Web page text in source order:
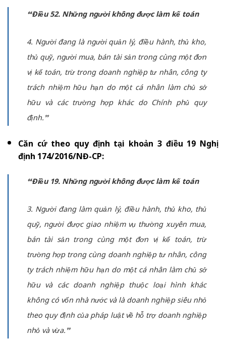
“Điều 52. Những người không được làm kế toán
4. Người đang là người quản lý, điều hành, thủ kho,
thủ quỹ, người mua, bán tài sản trong cùng một đơn
vị kế toán, trừ trong doanh nghiệp tư nhân, công ty
trách nhiệm hữu hạn do một cá nhân làm chủ sở
hữu và các trường hợp khác do Chính phủ quy
định.”
Căn cứ theo quy định tại khoản 3 điều 19 Nghị
định 174/2016/NĐ-CP:
“Điều 19. Những người không được làm kế toán
3. Người đang làm quản lý, điều hành, thủ kho, thủ
quỹ, người được giao nhiệm vụ thường xuyên mua,
bán tài sản trong cùng một đơn vị kế toán, trừ
trường hợp trong cùng doanh nghiệp tư nhân, công
ty trách nhiệm hữu hạn do một cá nhân làm chủ sở
hữu và các doanh nghiệp thuộc loại hình khác
không có vốn nhà nước và là doanh nghiệp siêu nhỏ
theo quy định của pháp luật về hỗ trợ doanh nghiệp
nhỏ và vừa.”